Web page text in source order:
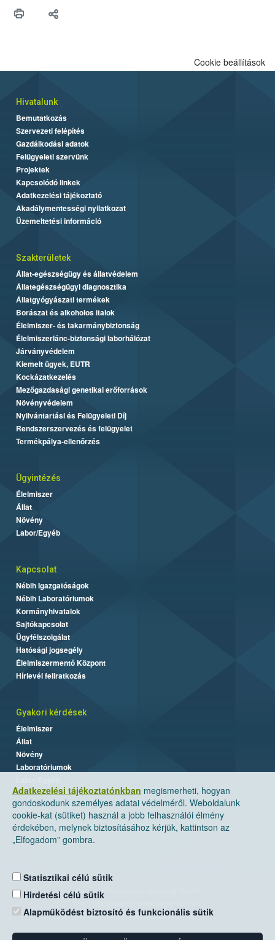
felhasználók számára is elérhető és ökológiai termesztésben is
Adatkezelési tájékoztatónkban megismerheti, hogyan
gondoskodunk személyes adatai védelméről. Weboldalunk
cookie-kat (sütiket) használ a jobb felhasználói élmény
érdekében, melynek biztosításához kérjük, kattintson az
„Elfogadom” gombra.
Statisztikai célú sütik
Hirdetési célú sütik
Alapműködést biztosító és funkcionális sütik
Cookie beállítások
Hivatalunk
Bemutatkozás
Szervezeti felépítés
Gazdálkodási adatok
Felügyeleti szervünk
Projektek
Kapcsolódó linkek
Adatkezelési tájékoztató
Akadálymentességi nyilatkozat
Üzemeltetési információ
Szakterületek
Állat-egészségügy és állatvédelem
Állategészségügyi diagnosztika
Állatgyógyászati termékek
Borászat és alkoholos italok
Élelmiszer- és takarmánybiztonság
Élelmiszerlánc-biztonsági laborhálózat
Járványvédelem
Kiemelt ügyek, EUTR
Kockázatkezelés
Mezőgazdasági genetikai erőforrások
Növényvédelem
Nyilvántartási és Felügyeleti Díj
Rendszerszervezés és felügyelet
Termékpálya-ellenőrzés
Ügyintézés
Élelmiszer
Állat
Növény
Labor/Egyéb
Kapcsolat
Nébih Igazgatóságok
Nébih Laboratóriumok
Kormányhivatalok
Sajtókapcsolat
Ügyfélszolgálat
Hatósági jogsegély
Élelmiszermentő Központ
Hírlevél feliratkozás
Gyakori kérdések
Élelmiszer
Állat
Növény
Laboratóriumok
Nemzeti Élelmiszerlánc-biztonsági Hivatal
Levelezési cím: 1525 Budapest. Pf. 30.